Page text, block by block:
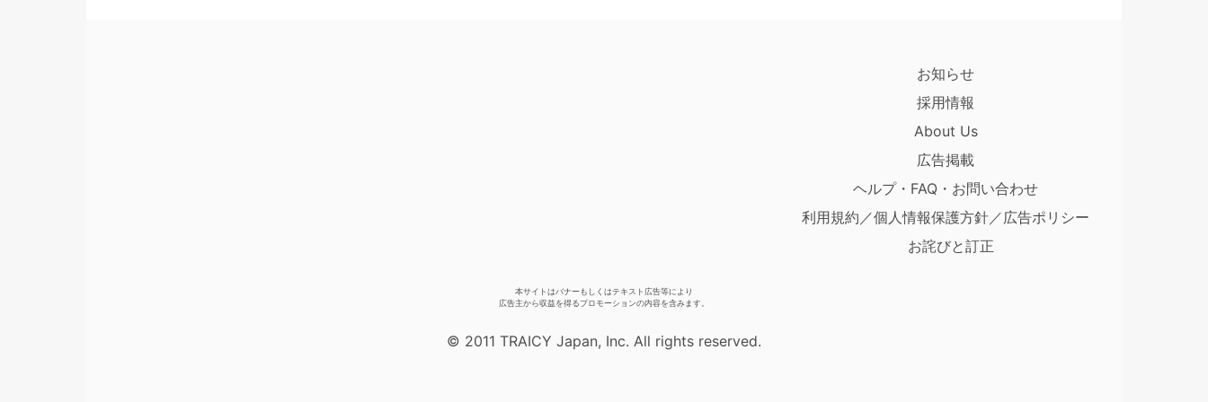
お知らせ
採用情報
About Us
広告掲載
ヘルプ・FAQ・お問い合わせ
利用規約／個人情報保護方針／広告ポリシー
お詫びと訂正
本サイトはバナーもしくはテキスト広告等により
広告主から収益を得るプロモーションの内容を含みます。
© 2011 TRAICY Japan, Inc. All rights reserved.